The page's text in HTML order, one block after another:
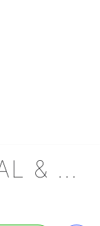
THE LOST SIGNAL & THIS COMMUNICATION